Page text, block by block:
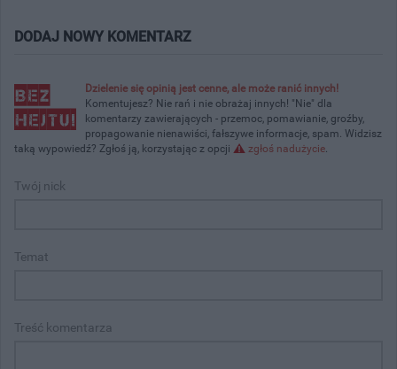
DODAJ NOWY KOMENTARZ
Dzielenie się opinią jest cenne, ale może ranić innych!
Komentujesz? Nie rań i nie obrażaj innych! "Nie" dla
komentarzy zawierających - przemoc, pomawianie, groźby,
propagowanie nienawiści, fałszywe informacje, spam. Widzisz
taką wypowiedź? Zgłoś ją, korzystając z opcji
zgłoś nadużycie.
Twój nick
Temat
Treść komentarza